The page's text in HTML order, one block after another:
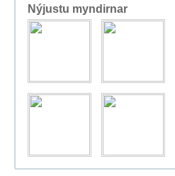
Nýjustu myndirnar